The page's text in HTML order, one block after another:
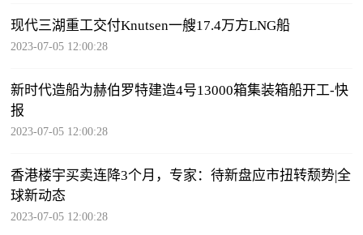
现代三湖重工交付Knutsen一艘17.4万方LNG船
2023-07-05 12:00:28
新时代造船为赫伯罗特建造4号13000箱集装箱船开工-快
报
2023-07-05 12:00:28
香港楼宇买卖连降3个月，专家：待新盘应市扭转颓势|全
球新动态
2023-07-05 12:00:28